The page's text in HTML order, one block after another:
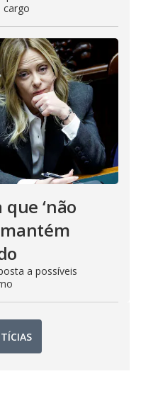
cargo
‘não
a possíveis